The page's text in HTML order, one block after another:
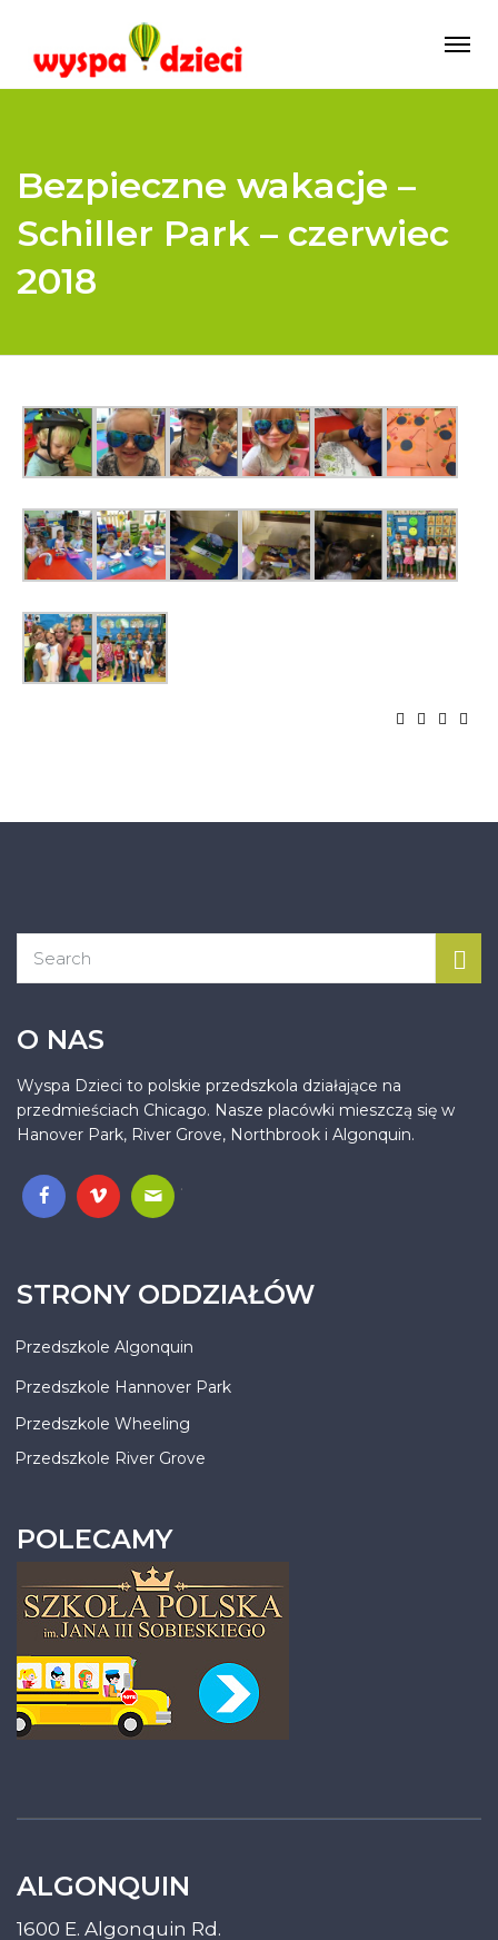
Bezpieczne wakacje –
Schiller Park – czerwiec
2018
O NAS
Wyspa Dzieci to polskie przedszkola działające na
przedmieściach Chicago. Nasze placówki mieszczą się w
Hanover Park, River Grove, Northbrook i Algonquin.
.
STRONY ODDZIAŁÓW
Przedszkole Algonquin
Przedszkole Hannover Park
Przedszkole Wheeling
Przedszkole River Grove
POLECAMY
ALGONQUIN
1600 E. Algonquin Rd.